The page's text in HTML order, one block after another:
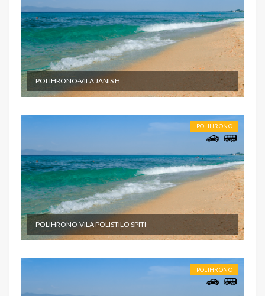
POLIHRONO-VILA JANIS H
POLIHRONO
POLIHRONO-VILA POLISTILO SPITI
POLIHRONO